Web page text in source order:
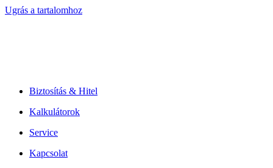
Ugrás a tartalomhoz
Biztosítás & Hitel
Kalkulátorok
Service
Kapcsolat